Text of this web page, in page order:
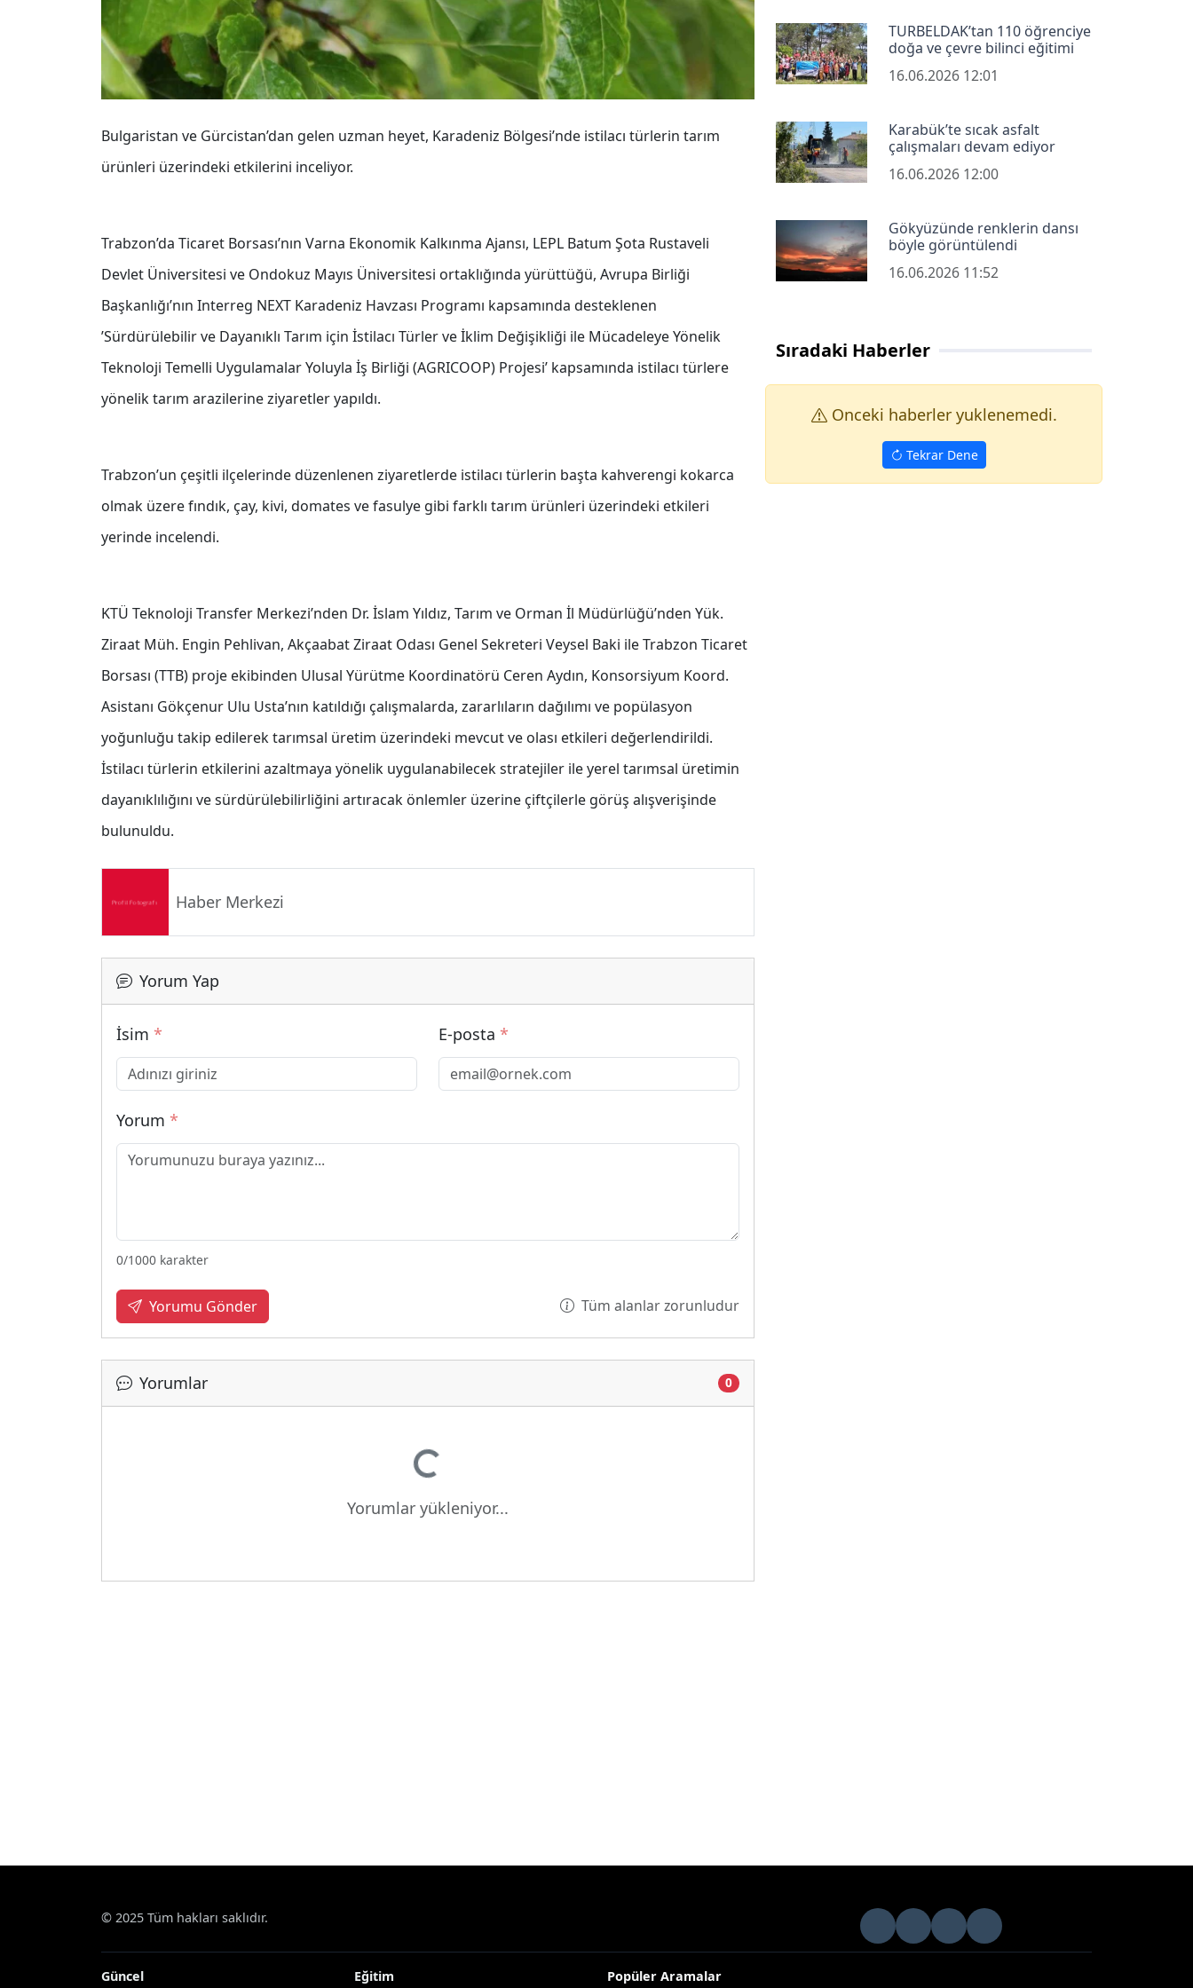
Bulgaristan ve Gürcistan’dan gelen uzman heyet, Karadeniz Bölgesi’nde istilacı türlerin tarım
ürünleri üzerindeki etkilerini inceliyor.
Trabzon’da Ticaret Borsası’nın Varna Ekonomik Kalkınma Ajansı, LEPL Batum Şota Rustaveli
Devlet Üniversitesi ve Ondokuz Mayıs Üniversitesi ortaklığında yürüttüğü, Avrupa Birliği
Başkanlığı’nın Interreg NEXT Karadeniz Havzası Programı kapsamında desteklenen
’Sürdürülebilir ve Dayanıklı Tarım için İstilacı Türler ve İklim Değişikliği ile Mücadeleye Yönelik
Teknoloji Temelli Uygulamalar Yoluyla İş Birliği (AGRICOOP) Projesi’ kapsamında istilacı türlere
yönelik tarım arazilerine ziyaretler yapıldı.
Trabzon’un çeşitli ilçelerinde düzenlenen ziyaretlerde istilacı türlerin başta kahverengi kokarca
olmak üzere fındık, çay, kivi, domates ve fasulye gibi farklı tarım ürünleri üzerindeki etkileri
yerinde incelendi.
KTÜ Teknoloji Transfer Merkezi’nden Dr. İslam Yıldız, Tarım ve Orman İl Müdürlüğü’nden Yük.
Ziraat Müh. Engin Pehlivan, Akçaabat Ziraat Odası Genel Sekreteri Veysel Baki ile Trabzon Ticaret
Borsası (TTB) proje ekibinden Ulusal Yürütme Koordinatörü Ceren Aydın, Konsorsiyum Koord.
Asistanı Gökçenur Ulu Usta’nın katıldığı çalışmalarda, zararlıların dağılımı ve popülasyon
yoğunluğu takip edilerek tarımsal üretim üzerindeki mevcut ve olası etkileri değerlendirildi.
İstilacı türlerin etkilerini azaltmaya yönelik uygulanabilecek stratejiler ile yerel tarımsal üretimin
dayanıklılığını ve sürdürülebilirliğini artıracak önlemler üzerine çiftçilerle görüş alışverişinde
bulunuldu.
Haber Merkezi
Yorum Yap
İsim * E-posta *
Yorum *
0/1000 karakter
Yorumu Gönder Tüm alanlar zorunludur
Yorumlar 0
Yükleniyor...
Yorumlar yükleniyor...
TURBELDAK’tan 110 öğrenciye
doğa ve çevre bilinci eğitimi
16.06.2026 12:01
Karabük’te sıcak asfalt
çalışmaları devam ediyor
16.06.2026 12:00
Gökyüzünde renklerin dansı
böyle görüntülendi
16.06.2026 11:52
Sıradaki Haberler
Onceki haberler yuklenemedi.
Tekrar Dene
© 2025 Tüm hakları saklıdır.
Güncel Eğitim Popüler Aramalar